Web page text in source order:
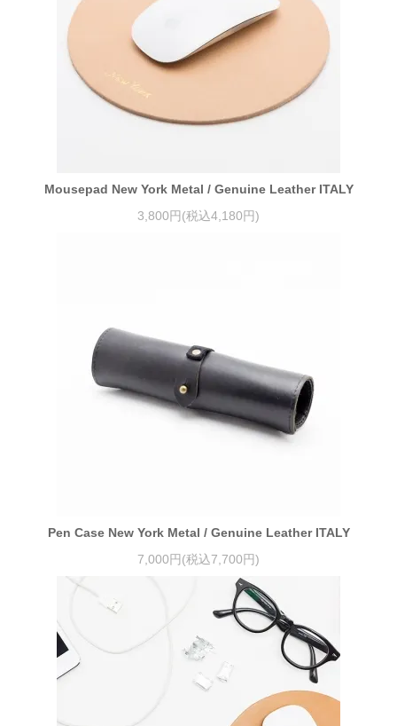
Mousepad New York Metal / Genuine Leather ITALY
3,800円(税込4,180円)
Pen Case New York Metal / Genuine Leather ITALY
7,000円(税込7,700円)